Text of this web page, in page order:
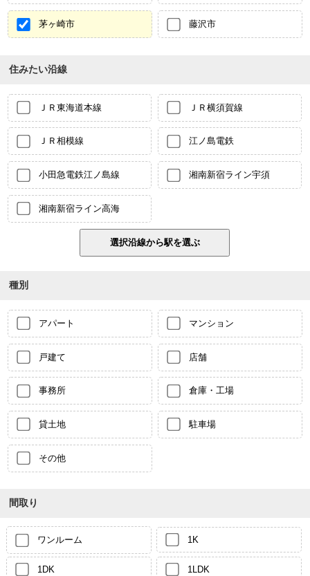
茅ヶ崎市 藤沢市
住みたい沿線
ＪＲ東海道本線 ＪＲ横須賀線
ＪＲ相模線 江ノ島電鉄
小田急電鉄江ノ島線 湘南新宿ライン宇須
湘南新宿ライン高海
種別
アパート マンション
戸建て 店舗
事務所 倉庫・工場
貸土地 駐車場
その他
間取り
ワンルーム 1K
1DK 1LDK